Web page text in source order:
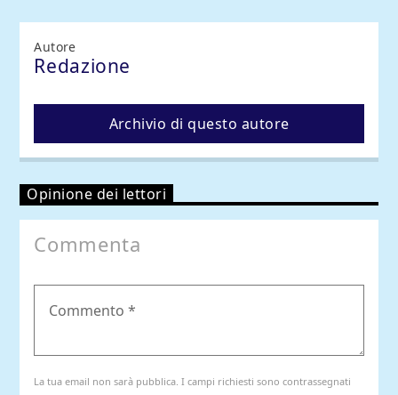
Autore
Redazione
Archivio di questo autore
Opinione dei lettori
Commenta
La tua email non sarà pubblica. I campi richiesti sono contrassegnati